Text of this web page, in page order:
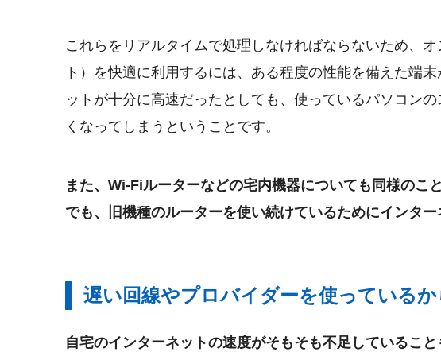
これらをリアルタイムで処理しなければならないため、
ト）を快適に利用するには、ある程度の性能を備えた端
ットが十分に高速だったとしても、使っているパソコン
くなってしまうということです。
また、Wi-Fiルーターなどの宅内機器についても同様のこ
でも、旧機種のルーターを使い続けているためにインター
遅い回線やプロバイダーを使っているか
自宅のインターネットの速度がそもそも不足していること